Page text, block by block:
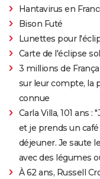
Hantavirus en
Bison Futé
Lunettes pour
Carte de l'éclipse
3 millions de
sur leur compte, la
connue
Carla Villa, 101 ans
et je prends un
déjeuner. Je saute
avec des légumes
À 62 ans, Russell